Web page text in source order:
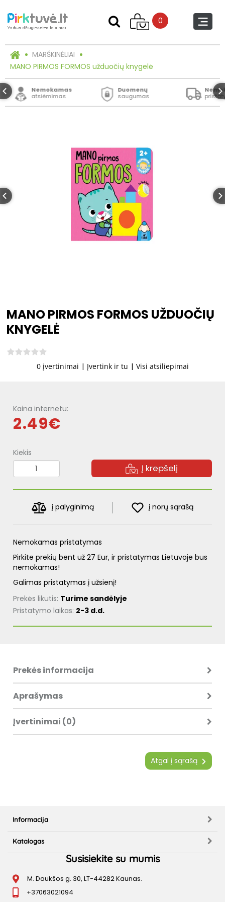
0
MARŠKINĖLIAI
MANO PIRMOS FORMOS užduočių knygelė
Nemokamas
atsiėmimas
Duomenų
saugumas
MANO PIRMOS FORMOS UŽDUOČIŲ
KNYGELĖ
0 įvertinimai | Įvertink ir tu | Visi atsiliepimai
Kaina internetu:
2.49€
Kiekis
Į krepšelį
į palyginimą į norų sąrašą
Nemokamas pristatymas
Pirkite prekių bent už 27 Eur, ir pristatymas Lietuvoje bus
nemokamas!
Galimas pristatymas į užsienį!
Prekės likutis: Turime sandėlyje
Pristatymo laikas: 2-3 d.d.
Prekės informacija
Aprašymas
Įvertinimai (0)
Atgal į sąrašą
Informacija
Katalogas
Susisiekite su mumis
M. Daukšos g. 30, LT-44282 Kaunas.
+37063021094